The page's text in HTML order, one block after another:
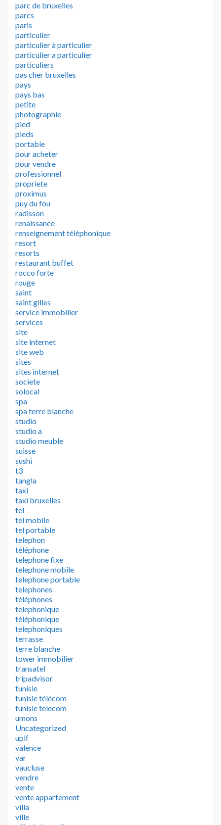
parc de bruxelles
parcs
paris
particulier
particulier à particulier
particulier a particulier
particuliers
pas cher bruxelles
pays
pays bas
petite
photographie
pied
pieds
portable
pour acheter
pour vendre
professionnel
propriete
proximus
puy du fou
radisson
renaissance
renseignement téléphonique
resort
resorts
restaurant buffet
rocco forte
rouge
saint
saint gilles
service immobilier
services
site
site internet
site web
sites
sites internet
societe
solocal
spa
spa terre blanche
studio
studio a
studio meuble
suisse
sushi
t3
tangla
taxi
taxi bruxelles
tel
tel mobile
tel portable
telephon
téléphone
telephone fixe
telephone mobile
telephone portable
telephones
téléphones
telephonique
téléphonique
telephoniques
terrasse
terre blanche
tower immobilier
transatel
tripadvisor
tunisie
tunisie télécom
tunisie telecom
umons
Uncategorized
uplf
valence
var
vaucluse
vendre
vente
vente appartement
villa
ville